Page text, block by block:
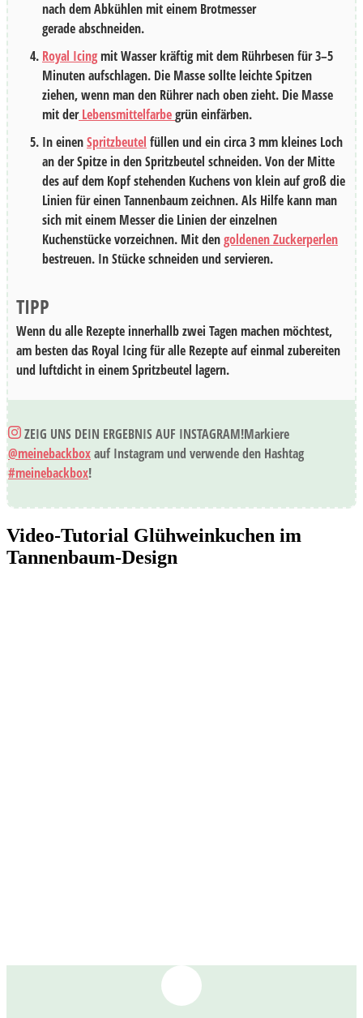
nach dem Abkühlen mit einem Brotmesser
gerade abschneiden.
Royal Icingmit Wasser kräftig mit dem Rührbesen für3–5
Minutenaufschlagen. Die Masse sollte leichte Spitzen
ziehen, wenn man den Rührer nach oben zieht. Die Masse
mit derLebensmittelfarbegrün einfärben.
In einenSpritzbeutel füllen und ein circa 3 mm kleines Loch
an der Spitze in den Spritzbeutel schneiden. Von der Mitte
des auf dem Kopf stehenden Kuchens von klein auf groß die
Linien für einen Tannenbaum zeichnen. Als Hilfe kann man
sich mit einem Messer die Linien der einzelnen
Kuchenstücke vorzeichnen. Mit dengoldenen Zuckerperlen
bestreuen. In Stücke schneiden und servieren.
TIPP
Wenn du alle Rezepte innerhallb zwei Tagen machen möchtest,
am besten das Royal Icing für alle Rezepte auf einmal zubereiten
und luftdicht in einem Spritzbeutel lagern.
ZEIG UNS DEIN ERGEBNIS AUF INSTAGRAM!Markiere
@meinebackboxauf Instagram und verwende den Hashtag
#meinebackbox!
Video-Tutorial Glühweinkuchen im
Tannenbaum-Design